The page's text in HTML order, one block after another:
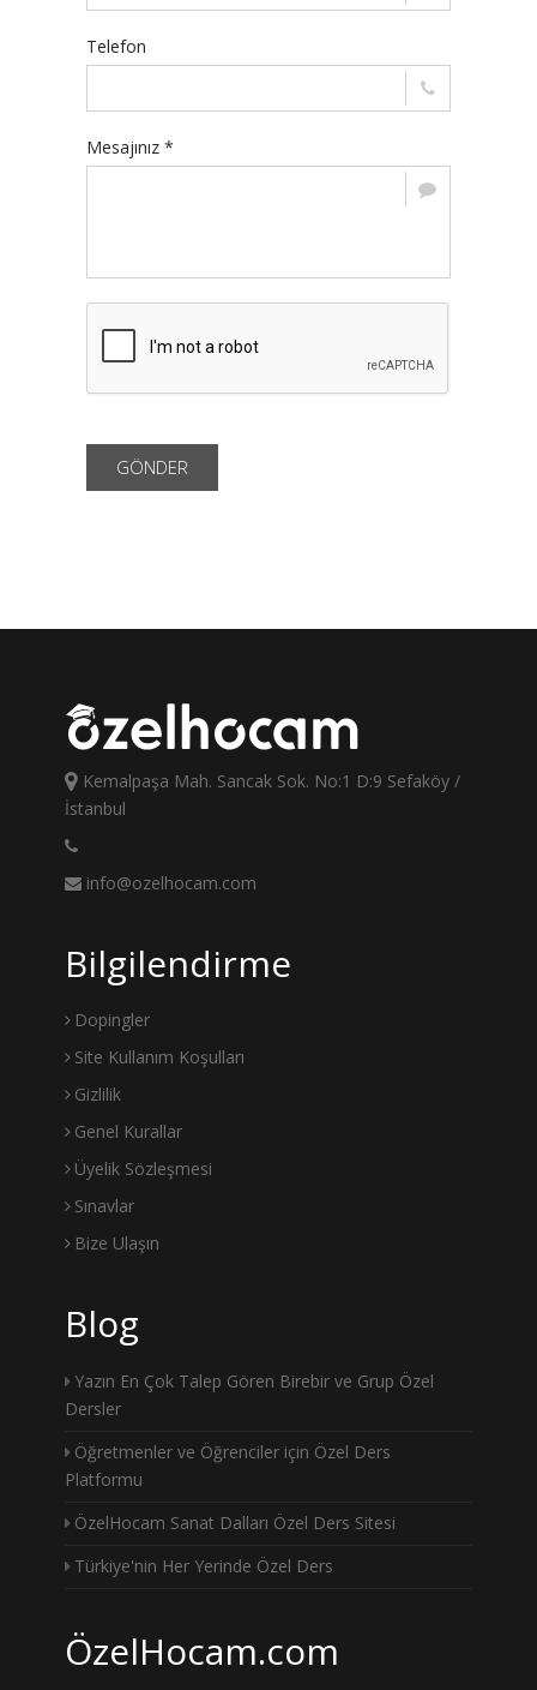
Telefon
Mesajınız *
Kemalpaşa Mah. Sancak Sok. No:1 D:9 Sefaköy /
İstanbul
info@ozelhocam.com
Bilgilendirme
Dopingler
Site Kullanım Koşulları
Gizlilik
Genel Kurallar
Üyelik Sözleşmesi
Sınavlar
Bize Ulaşın
Blog
Yazın En Çok Talep Gören Birebir ve Grup Özel
Dersler
Öğretmenler ve Öğrenciler için Özel Ders
Platformu
ÖzelHocam Sanat Dalları Özel Ders Sitesi
Türkiye'nin Her Yerinde Özel Ders
ÖzelHocam.com